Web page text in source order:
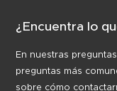
¿Encuentra lo
En nuestras
preguntas más
sobre cómo